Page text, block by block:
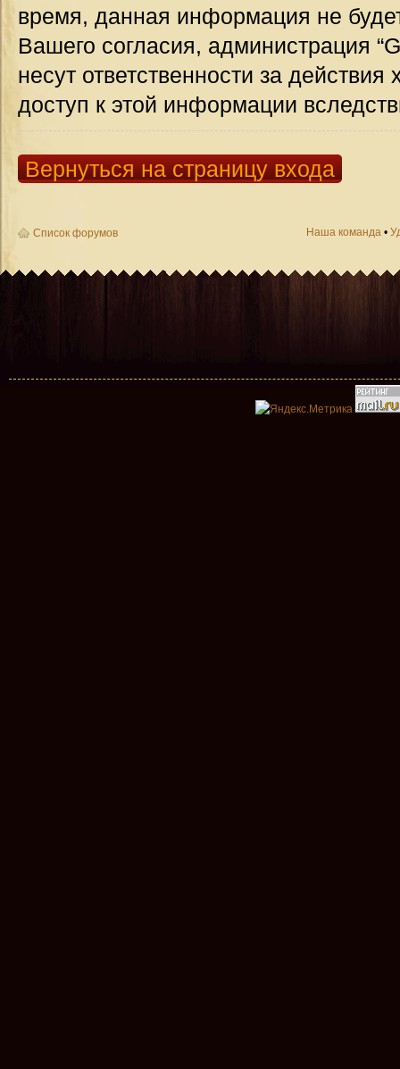
время, данная информация не
Вашего согласия, администрация
несут ответственности за
доступ к этой информации
Вернуться на страницу входа
Список форумов Наша команда •